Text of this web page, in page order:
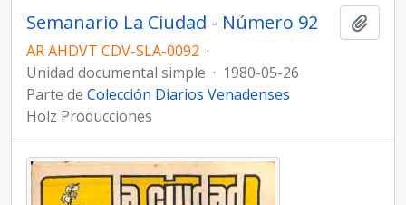
Semanario La Ciudad - Número 92
AR AHDVT CDV-SLA-0092 ·
Unidad documental simple · 1980-05-26
Parte de Colección Diarios Venadenses
Holz Producciones